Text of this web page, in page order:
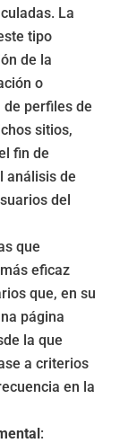
La
tipo
de la
o
perfiles de
sitios,
fin de
análisis de
del
que
eficaz
que, en su
página
la que
a criterios
en la
: